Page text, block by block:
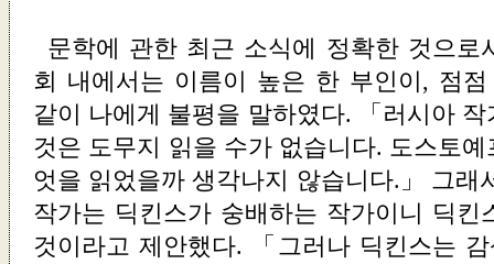
문학에 관한 최근 소식에 정확한 것으로
회 내에서는 이름이 높은 한 부인이, 점
같이 나에게 불평을 말하였다. 「러시아
것은 도무지 읽을 수가 없습니다. 도스토
엇을 읽었을까 생각나지 않습니다.」 그래
작가는 딕킨스가 숭배하는 작가이니 딕킨
것이라고 제안했다. 「그러나 딕킨스는